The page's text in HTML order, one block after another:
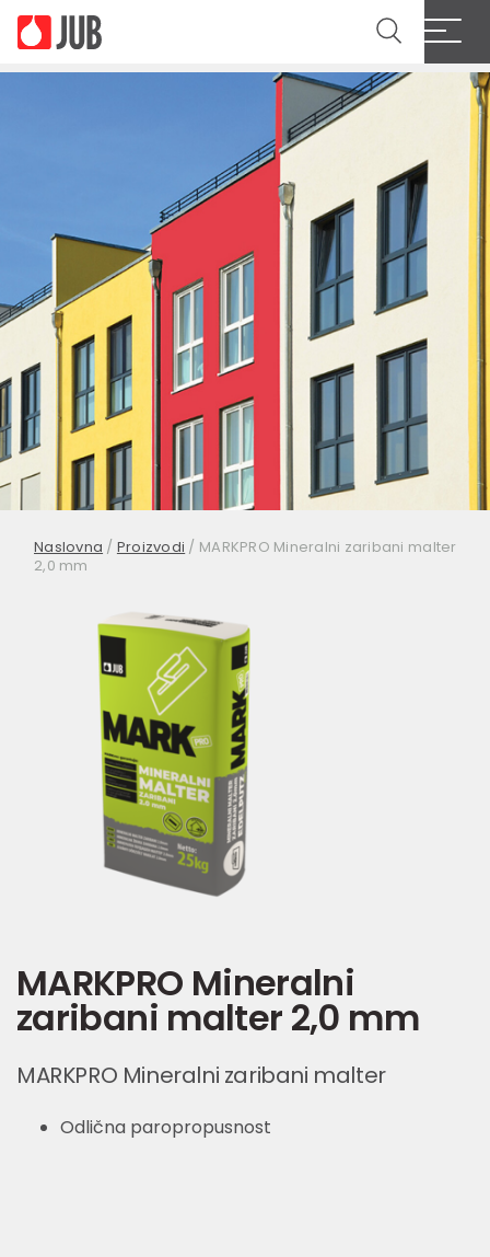
Naslovna / Proizvodi / MARKPRO Mineralni zaribani malter
2,0 mm
MARKPRO Mineralni
zaribani malter 2,0 mm
MARKPRO Mineralni zaribani malter
Odlična paropropusnost